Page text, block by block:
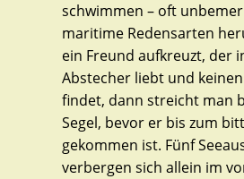
schwimmen – oft
maritime Redensarten
ein Freund aufkreuzt, der
Abstecher liebt und
findet, dann streicht man
Segel, bevor er bis zum
gekommen ist. Fünf
verbergen sich allein im